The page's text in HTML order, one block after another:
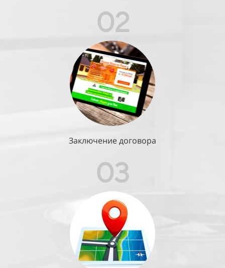
02
Заключение договора
03